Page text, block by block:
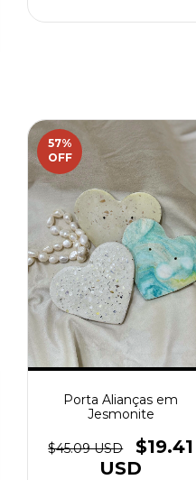
57%
OFF
Porta Alianças em
Jesmonite
$45.09 USD
$19.41
USD